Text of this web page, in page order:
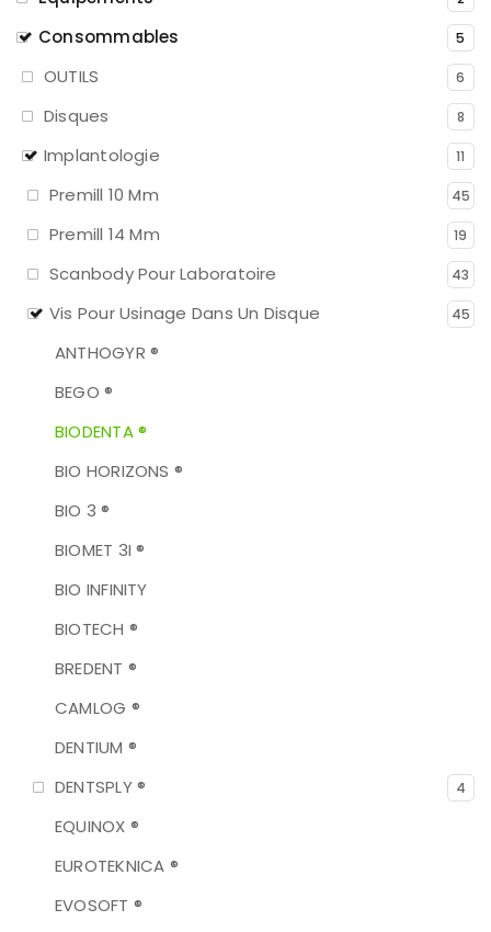
Consommables 5
OUTILS 6
Disques 8
Implantologie 11
Premill 10 Mm 45
Premill 14 Mm 19
Scanbody Pour Laboratoire 43
Vis Pour Usinage Dans Un Disque 45
ANTHOGYR ®
BEGO ®
BIODENTA ®
BIO HORIZONS ®
BIO 3 ®
BIOMET 3I ®
BIO INFINITY
BIOTECH ®
BREDENT ®
CAMLOG ®
DENTIUM ®
DENTSPLY ®
4
EQUINOX ®
EUROTEKNICA ®
EVOSOFT ®